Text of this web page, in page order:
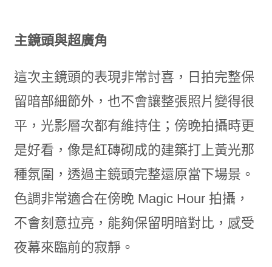
主鏡頭與超廣角
這次主鏡頭的表現非常討喜，日拍完整保
留暗部細節外，也不會讓整張照片變得很
平，光影層次都有維持住；傍晚拍攝時更
是好看，像是紅磚砌成的建築打上黃光那
種氛圍，透過主鏡頭完整還原當下場景。
色調非常適合在傍晚 Magic Hour 拍攝，
不會刻意拉亮，能夠保留明暗對比，感受
夜幕來臨前的寂靜。